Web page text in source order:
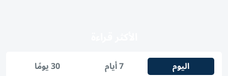
اليوم 7 أيام 30 يومًا